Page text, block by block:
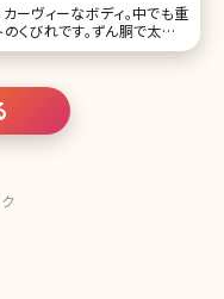
ーヴィーなボディ。中でも重
びれです。ずん胴で太いウ
のないウエストも美しいボデ